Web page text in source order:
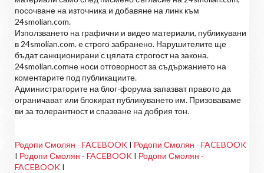
посочване на източника и добавяне на линк към
24smolian.com.
Използването на графични и видео материали, публикувани
в 24smolian.com. е строго забранено. Нарушителите ще
бъдат санкционирани с цялата строгост на закона.
24smolian.comне носи отговорност за съдържанието на
коментарите под публикациите.
Администраторите на блог-форума запазват правото да
ограничават или блокират публикуването им. Призоваваме
ви за толерантност и спазване на добрия тон.
Родопи Смолян - FACEBOOK I Родопи Смолян - FACEBOOK
I Родопи Смолян - FACEBOOK I Родопи Смолян -
FACEBOOK I